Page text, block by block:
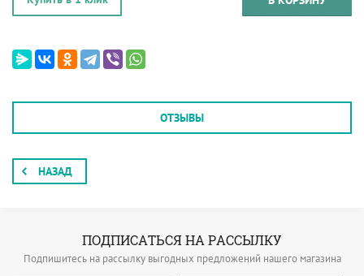
ОТЗЫВЫ
НАЗАД
ПОДПИСАТЬСЯ НА РАССЫЛКУ
Подпишитесь на рассылку выгодных предложений нашего магазина